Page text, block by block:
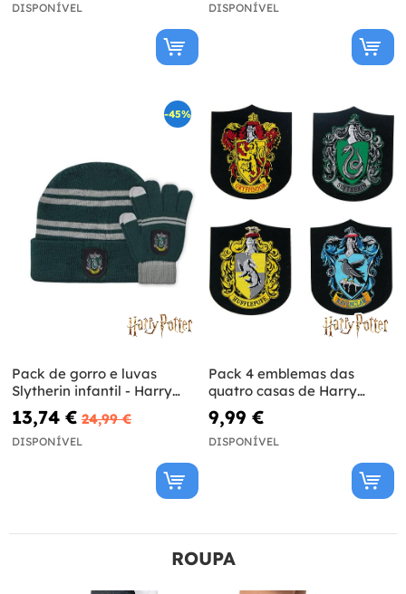
DISPONÍVEL DISPONÍVEL
-45%
Pack de gorro e luvas
Slytherin infantil - Harry
Potter
13,74 € 24,99 €
DISPONÍVEL
Pack 4 emblemas das
quatro casas de Harry
Potter
9,99 €
DISPONÍVEL
ROUPA